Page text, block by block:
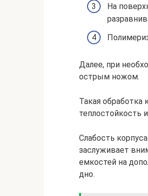
На
Далее, при
острым ножом.
Такая обработка
теплостойкость
Слабость
заслуживает
емкостей на
дно.